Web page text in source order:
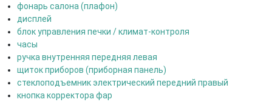
фонарь салона (плафон)
дисплей
блок управления печки / климат-контроля
часы
ручка внутренняя передняя левая
щиток приборов (приборная панель)
стеклоподъемник электрический передний правый
кнопка корректора фар